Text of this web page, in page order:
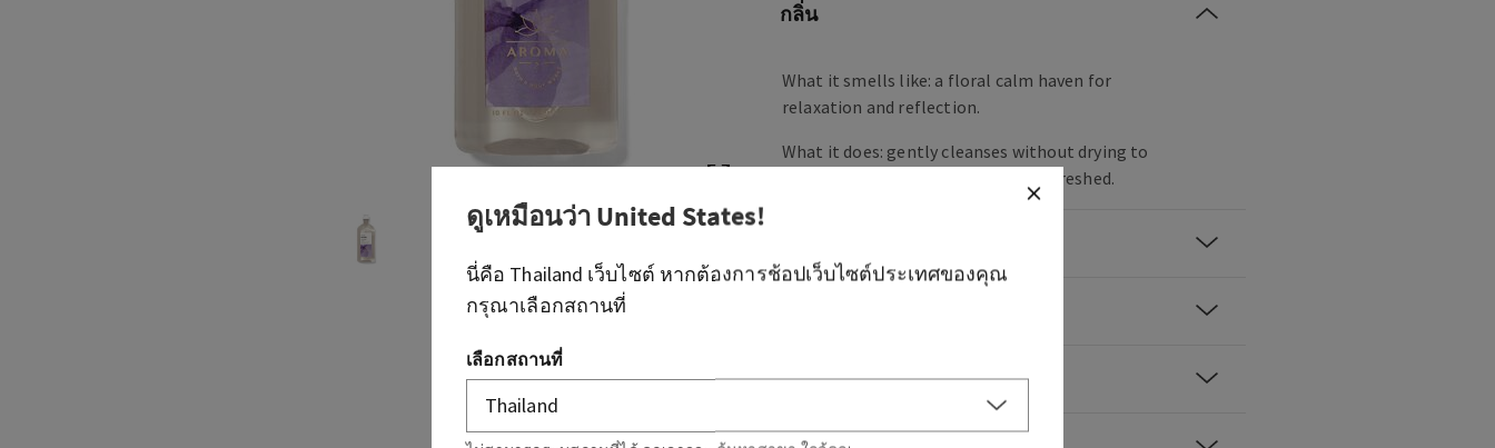
กลิ่น
What it smells like: a floral calm haven for
relaxation and reflection.
What it does: gently cleanses without drying to
leave your skin feeling clean and refreshed.
ส่วนผสม
ดูเหมือนว่าUnited States!
นี่คือ Thailand เว็บไซต์ หากต้องการช้อปเว็บไซต์ประเทศของคุณ
กรุณาเลือกสถานที่
เลือกสถานที่